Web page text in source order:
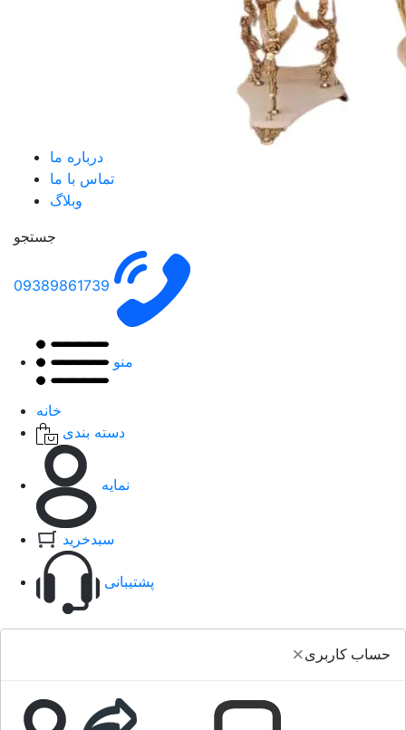
درباره ما
تماس با ما
وبلاگ
جستجو
09389861739
منو
خانه
دسته بندی
نمایه
سبدخرید
پشتیبانی
×حساب کاربری